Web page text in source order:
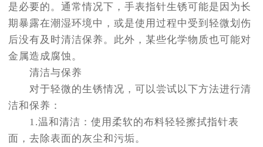
是必要的。通常情况下，手表指针生锈可能是因为长
期暴露在潮湿环境中，或是使用过程中受到轻微划伤
后没有及时清洁保养。此外，某些化学物质也可能对
金属造成腐蚀。
清洁与保养
对于轻微的生锈情况，可以尝试以下方法进行清
洁和保养：
1.温和清洁：使用柔软的布料轻轻擦拭指针表
面，去除表面的灰尘和污垢。